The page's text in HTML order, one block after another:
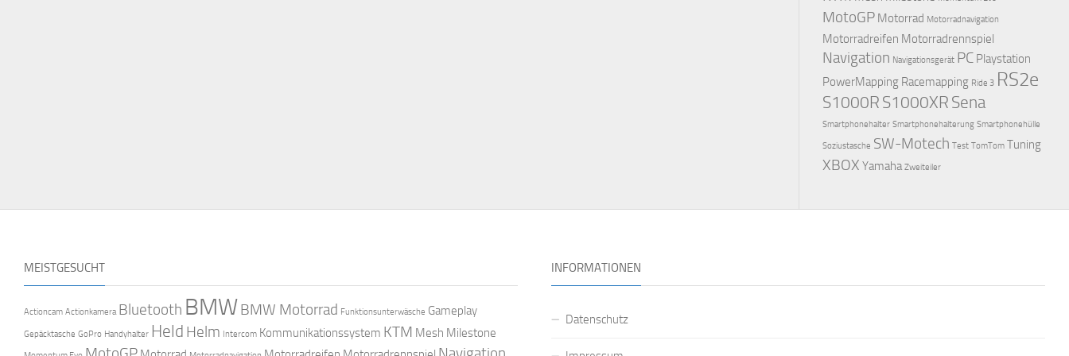
MotoGP Motorrad Motorradnavigation
Motorradreifen Motorradrennspiel
Navigation Navigationsgerät PC Playstation
PowerMapping Racemapping Ride 3 RS2e
S1000R S1000XR Sena
Smartphonehalter Smartphonehalterung Smartphonehülle
Soziustasche SW-Motech Test TomTom Tuning
XBOX Yamaha Zweiteiler
MEISTGESUCHT
Actioncam Actionkamera Bluetooth BMWBMW Motorrad Funktionsunterwäsche Gameplay
Gepäcktasche GoPro Handyhalter Held Helm Intercom Kommunikationssystem KTM Mesh Milestone
INFORMATIONEN
Datenschutz